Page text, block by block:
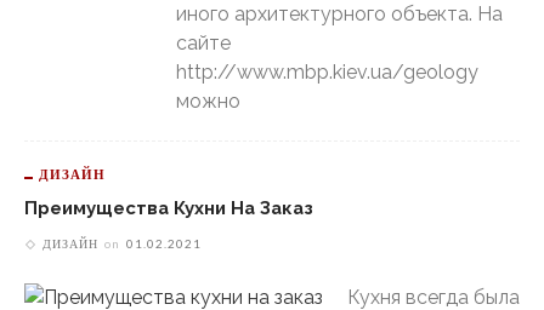
иного архитектурного объекта. На
сайте
http://www.mbp.kiev.ua/geology
можно
ДИЗАЙН
Преимущества Кухни На Заказ
ДИЗАЙН on 01.02.2021
Кухня всегда была